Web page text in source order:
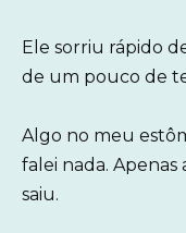
Ele sorriu rápido
de um pouco de
Algo no meu
falei nada. Apenas
saiu.